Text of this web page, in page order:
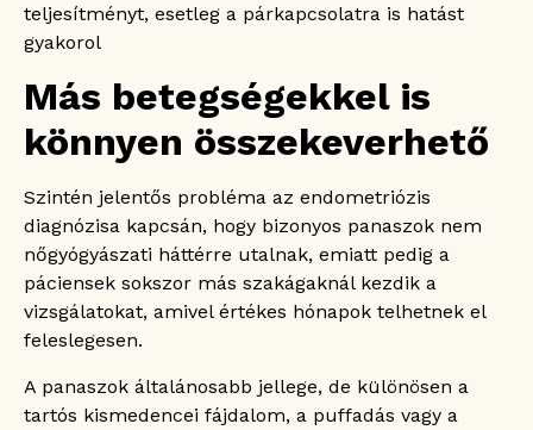
teljesítményt, esetleg a párkapcsolatra is hatást
gyakorol
Más betegségekkel is
könnyen összekeverhető
Szintén jelentős probléma az endometriózis
diagnózisa kapcsán, hogy bizonyos panaszok nem
nőgyógyászati háttérre utalnak, emiatt pedig a
páciensek sokszor más szakágaknál kezdik a
vizsgálatokat, amivel értékes hónapok telhetnek el
feleslegesen.
A panaszok általánosabb jellege, de különösen a
tartós kismedencei fájdalom, a puffadás vagy a